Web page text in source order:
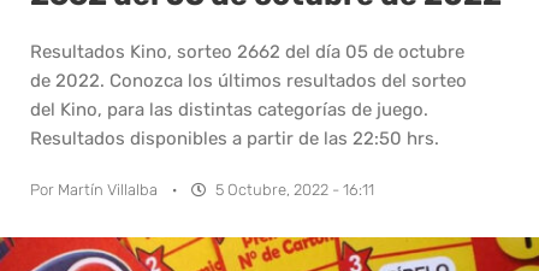
Resultados Kino, sorteo 2662 del día 05 de octubre
de 2022. Conozca los últimos resultados del sorteo
del Kino, para las distintas categorías de juego.
Resultados disponibles a partir de las 22:50 hrs.
Por Martín Villalba · 5 Octubre, 2022 - 16:11